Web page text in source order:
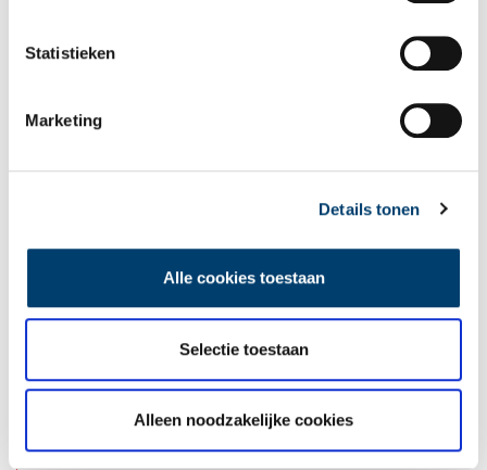
Statistieken
Marketing
Details tonen
Alle cookies toestaan
Selectie toestaan
Alleen noodzakelijke cookies
In de tiende eeuw werd de naam ‘Haarlem’ voor het eerst
zestig jaar eerder dan Amsterdam. De huidige hoofdstad van
komt de naam eigenlijk vandaan?